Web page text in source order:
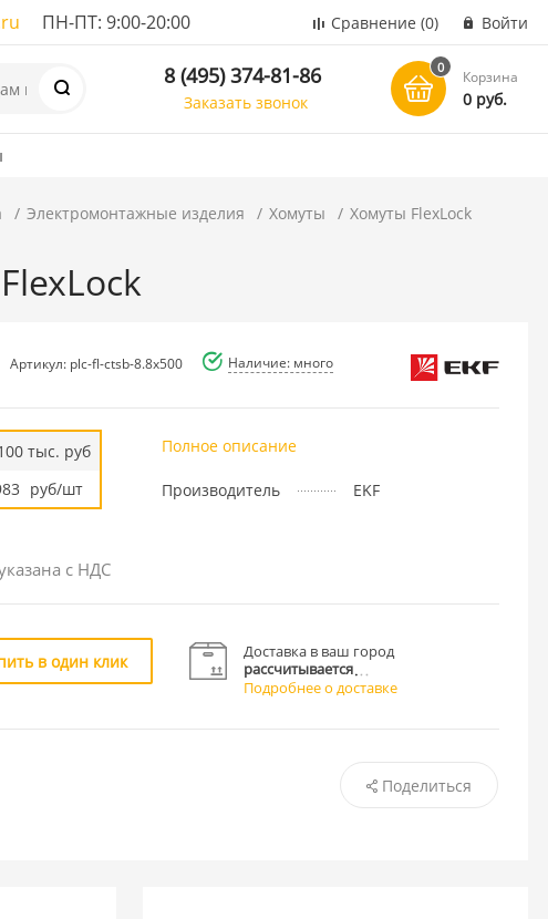
ПН-ПТ: 9:00-20:00 Сравнение (0) Войти
8 (495) 374-81-86
Заказать звонок
0
Корзина
0 руб.
Электромонтажные изделия Хомуты
Хомуты FlexLock
Артикул: plc-fl-ctsb-8.8x500 Наличие: много
тыс. руб
руб/шт
с НДС
Полное описание
Производитель EKF
в один клик
Доставка в ваш город
рассчитывается
Подробнее о доставке
Поделиться